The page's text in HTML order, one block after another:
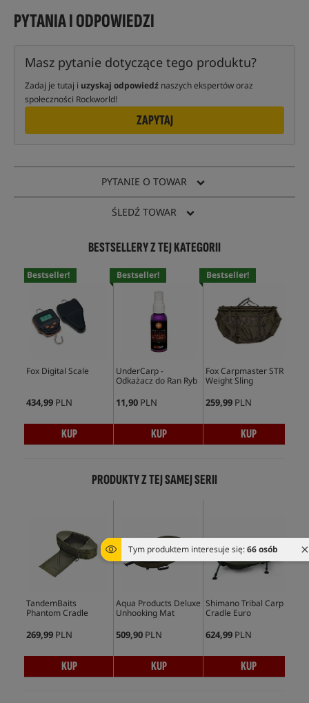
Tym produktem interesuje się:66 osób
PYTANIA I ODPOWIEDZI
Masz pytanie dotyczące tego produktu?
Zadaj je tutaj i uzyskaj odpowiedź naszych ekspertów oraz
społeczności Rockworld!
ZAPYTAJ
PYTANIE O TOWAR
ŚLEDŹ TOWAR
BESTSELLERY Z TEJ KATEGORII
Bestseller!
Fox Digital Scale
434,99 PLN
KUP
Bestseller!
UnderCarp -
Odkażacz do Ran Ryb
11,90 PLN
KUP
Bestseller!
Fox Carpmaster STR
Weight Sling
259,99 PLN
KUP
PRODUKTY Z TEJ SAMEJ SERII
TandemBaits
Phantom Cradle
269,99 PLN
KUP
Aqua Products Deluxe
Unhooking Mat
509,90 PLN
KUP
Shimano Tribal Carp
Cradle Euro
624,99 PLN
KUP